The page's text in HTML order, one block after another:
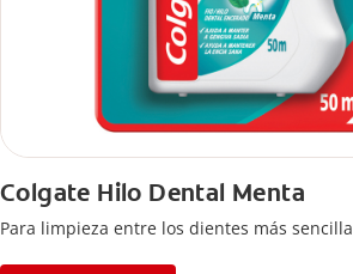
Colgate Hilo Dental Menta
Para limpieza entre los dientes más sencilla